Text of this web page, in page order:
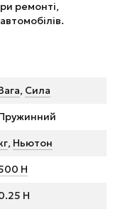
ремонті,
, Сила
, Ньютон
Н
Н